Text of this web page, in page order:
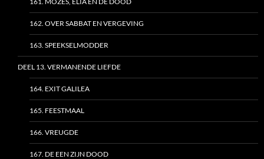
162. OVER SABBAT EN VERGEVING
163. SPEEKSELMODDER
DEEL 13. VERMANENDE LIEFDE
164. EXIT GALILEA
165. FEESTMAAL
166. VREUGDE
167. DE EEN ZIJN DOOD